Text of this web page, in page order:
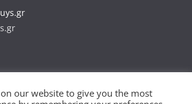
our website to give you the most